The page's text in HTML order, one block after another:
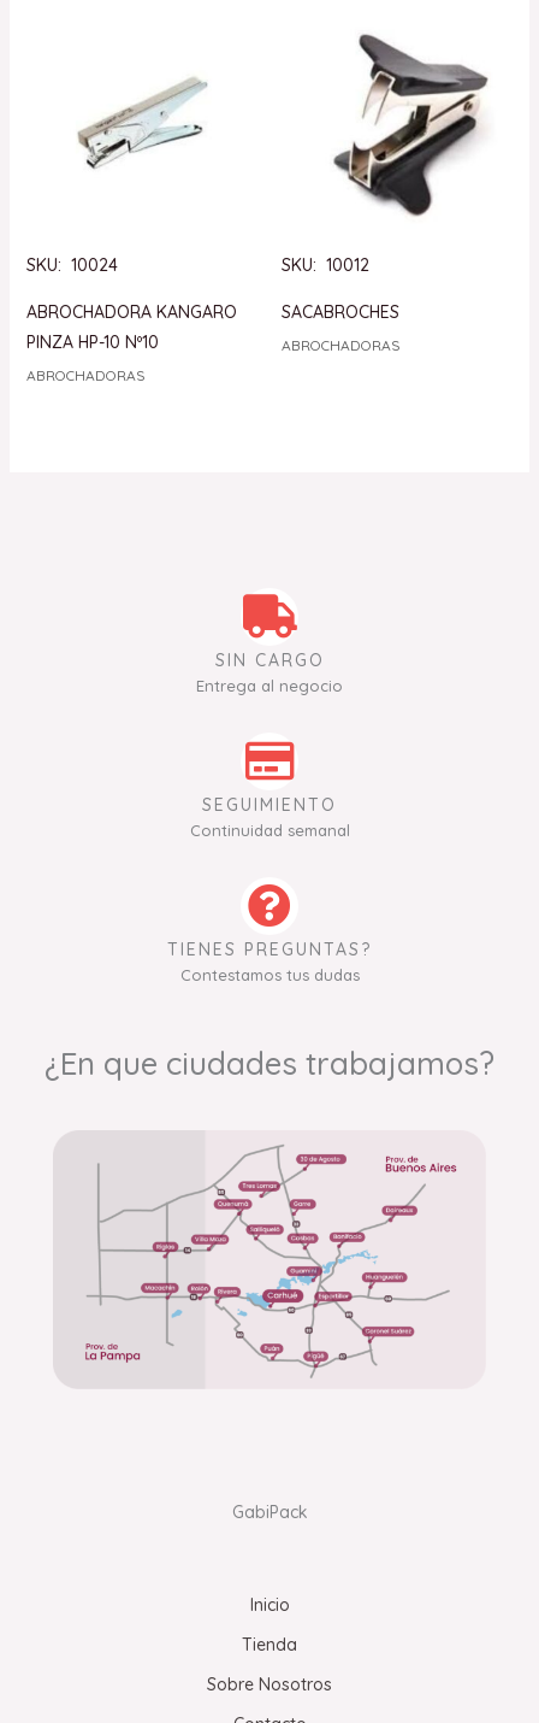
SKU: 10024
ABROCHADORA KANGARO
PINZA HP-10 Nº10
ABROCHADORAS
SKU: 10012
SACABROCHES
ABROCHADORAS
SIN CARGO
Entrega al negocio
SEGUIMIENTO
Continuidad semanal
TIENES PREGUNTAS?
Contestamos tus dudas
¿En que ciudades trabajamos?
GabiPack
Inicio
Tienda
Sobre Nosotros